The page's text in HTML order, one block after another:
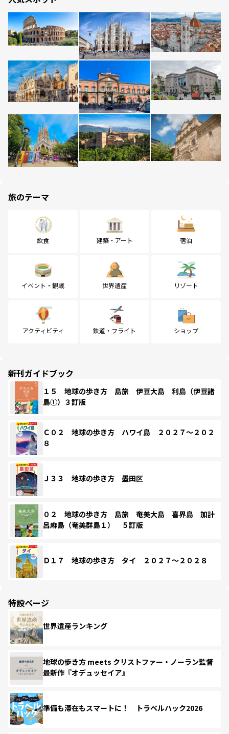
旅のテーマ
飲食 建築・アート 宿泊
イベント・観戦 世界遺産 リゾート
アクティビティ 鉄道・フライト ショップ
新刊ガイドブック
１５ 地球の歩き方 島旅 伊豆大島 利島（伊豆諸
島①）３訂版
Ｃ０２ 地球の歩き方 ハワイ島 ２０２７～２０２
８
Ｊ３３ 地球の歩き方 墨田区
０２ 地球の歩き方 島旅 奄美大島 喜界島 加計
呂麻島（奄美群島１） ５訂版
Ｄ１７ 地球の歩き方 タイ ２０２７～２０２８
特設ページ
世界遺産ランキング
地球の歩き方 meets クリストファー・ノーラン監督
最新作『オデュッセイア』
準備も滞在もスマートに！ トラベルハック2026